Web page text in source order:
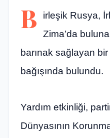
B
irleşik Rusya,
Zima’da
barınak sağlayan
bağışında bulundu.
Yardım etkinliği,
Dünyasının